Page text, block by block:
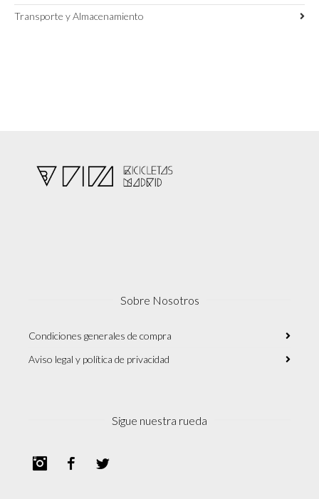
Transporte y Almacenamiento
Sobre Nosotros
Condiciones generales de compra
Aviso legal y política de privacidad
Sigue nuestra rueda
InstagramFacebook